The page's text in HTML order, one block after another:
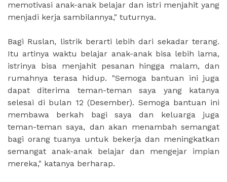
memotivasi anak-anak belajar dan istri menjahit yang
menjadi kerja sambilannya," tuturnya.
Bagi Ruslan, listrik berarti lebih dari sekadar terang.
Itu artinya waktu belajar anak-anak bisa lebih lama,
istrinya bisa menjahit pesanan hingga malam, dan
rumahnya terasa hidup. "Semoga bantuan ini juga
dapat diterima teman-teman saya yang katanya
selesai di bulan 12 (Desember). Semoga bantuan ini
membawa berkah bagi saya dan keluarga juga
teman-teman saya, dan akan menambah semangat
bagi orang tuanya untuk bekerja dan meningkatkan
semangat anak-anak belajar dan mengejar impian
mereka," katanya berharap.